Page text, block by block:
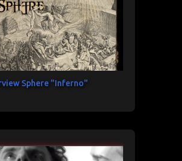
Sphere "Inferno"